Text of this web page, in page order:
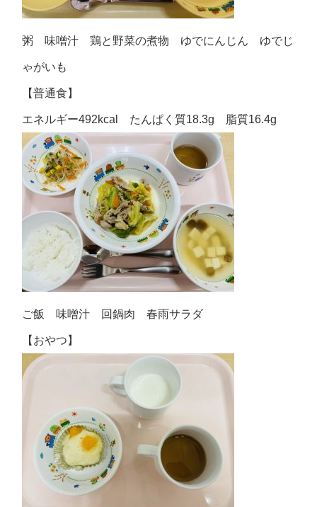
粥 味噌汁 鶏と野菜の煮物 ゆでにんじん ゆでじ
ゃがいも
【普通食】
エネルギー492kcal たんぱく質18.3g 脂質16.4g
ご飯 味噌汁 回鍋肉 春雨サラダ
【おやつ】